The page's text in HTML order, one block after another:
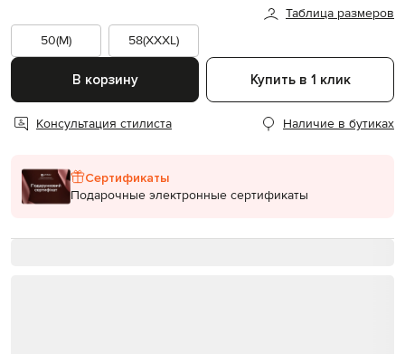
Таблица размеров
50(M)
58(XXXL)
В корзину Купить в 1 клик
Консультация стилиста Наличие в бутиках
Сертификаты
Подарочные электронные сертификаты